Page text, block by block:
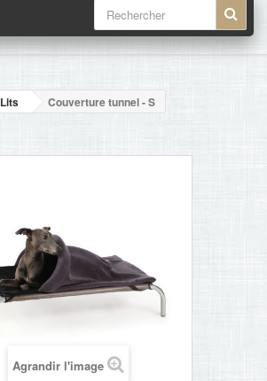
Lits Couverture tunnel - S
Agrandir l'image